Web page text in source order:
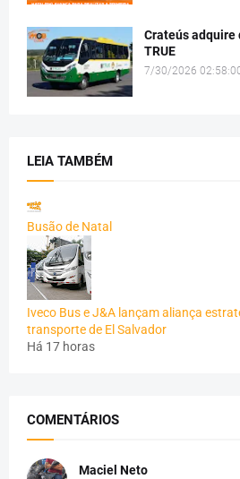
Crateús adquire
TRUE
7/30/2026
LEIA TAMBÉM
Busão de Natal
Iveco Bus e J&A lançam aliança
transporte de El Salvador
Há 17 horas
COMENTÁRIOS
Maciel Neto